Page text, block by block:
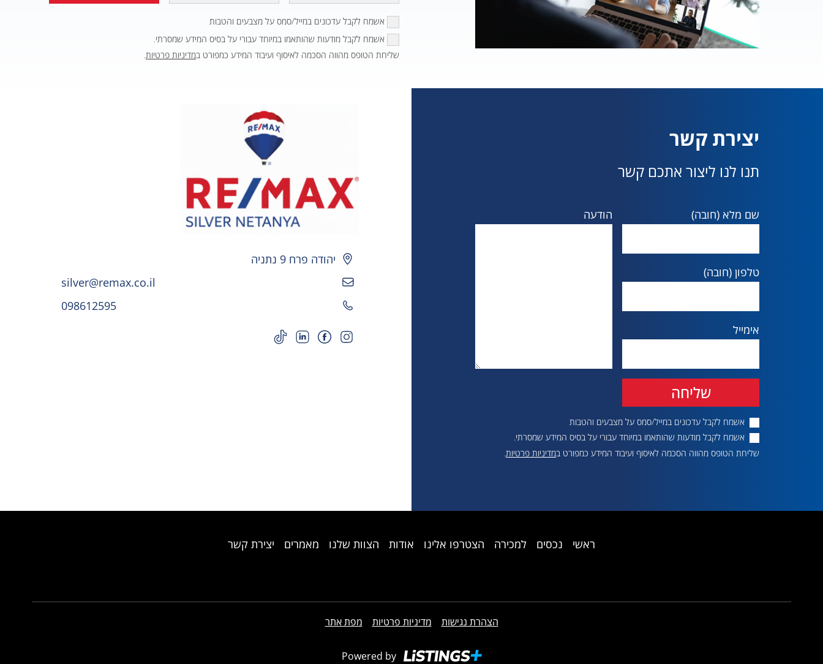
אשמח לקבל עדכונים במייל/סמס על מצבעים והטבות
אשמח לקבל מודעות שהותאמו במיוחד עבורי על בסיס המידע שמסרתי.
שליחת הטופס מהווה הסכמה לאיסוף ועיבוד המידע כמפורט במדיניות פרטיות.
יצירת קשר
תנו לנו ליצור אתכם קשר
שם מלא (חובה)
טלפון (חובה)
אימייל
הודעה
שליחה
אשמח לקבל עדכונים במייל/סמס על מצבעים והטבות
אשמח לקבל מודעות שהותאמו במיוחד עבורי על בסיס המידע שמסרתי.
שליחת הטופס מהווה הסכמה לאיסוף ועיבוד המידע כמפורט במדיניות פרטיות.
יהודה פרח 9 נתניה
silver@remax.co.il
098612595
ראשי נכסים למכירה הצטרפו אלינו אודות הצוות שלנו מאמרים יצירת קשר
הצהרת נגישות מדיניות פרטיות מפת אתר
Powered by